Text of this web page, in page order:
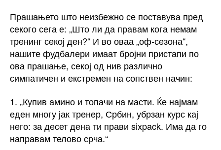
Прашањето што неизбежно се поставува пред
секого сега е: „Што ли да правам кога немам
тренинг секој ден?“ И во оваа „оф-сезона“,
нашите фудбалери имаат бројни пристапи по
ова прашање, секој од нив различно
симпатичен и екстремен на сопствен начин:
1. „Купив амино и топачи на масти. Ќе најмам
еден многу јак тренер, Србин, убрзан курс кај
него: за десет дена ти прави sixpack. Има да го
направам телово срча.“